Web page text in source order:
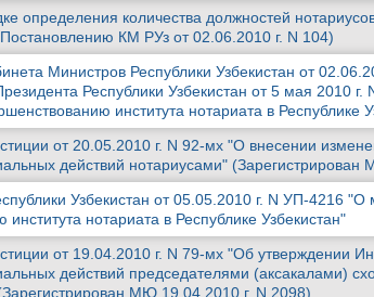
определения количества должностей
КМ РУз от 02.06.2010 г. N 104)
Министров Республики Узбекистан от
Республики Узбекистан от 5 мая 2010
института нотариата в Республике
от 20.05.2010 г. N 92-мх "О внесении
действий нотариусами"
Узбекистан от 05.05.2010 г. N УП-4216
нотариата в Республике Узбекистан"
от 19.04.2010 г. N 79-мх "Об утверждении
действий председателями (аксакалами)
МЮ 19.04.2010 г. N 2098)